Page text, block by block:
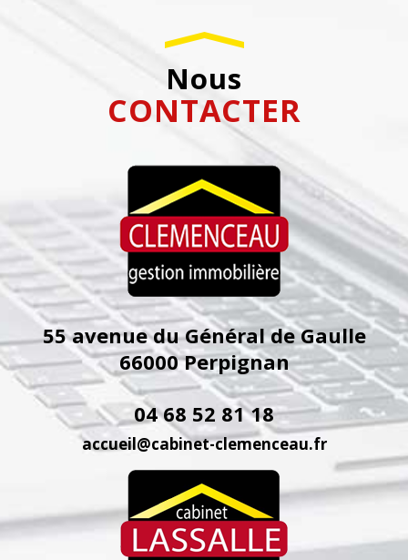
nous
CONTACTER
55 avenue du Général de Gaulle
66000 Perpignan
04 68 52 81 18
accueil@cabinet-clemenceau.fr